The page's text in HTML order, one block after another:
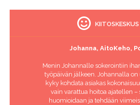
KIITOSKESKUS
Johanna, AitoKeho,
Menin Johannalle sokerointiin
työpäivän jälkeen. Johannalla on
kyky kohdata asiakas
vain varattua hoitoa ajatellen –
huomioidaan ja tehdään